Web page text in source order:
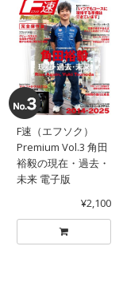
F速（エフソク）
Premium Vol.3 角田
裕毅の現在・過去・
未来 電子版
¥2,100